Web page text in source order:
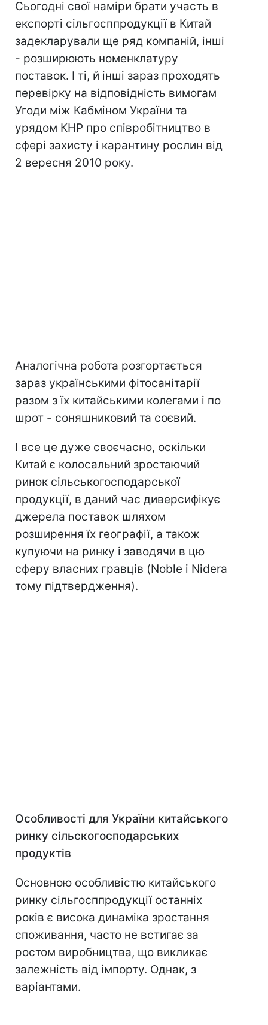
Сьогодні свої наміри брати участь в
експорті сільгосппродукції в Китай
задекларували ще ряд компаній, інші
- розширюють номенклатуру
поставок. І ті, й інші зараз проходять
перевірку на відповідність вимогам
Угоди між Кабміном України та
урядом КНР про співробітництво в
сфері захисту і карантину рослин від
2 вересня 2010 року.
Аналогічна робота розгортається
зараз українськими фітосанітарії
разом з їх китайськими колегами і по
шрот - соняшниковий та соєвий.
І все це дуже своєчасно, оскільки
Китай є колосальний зростаючий
ринок сільськогосподарської
продукції, в даний час диверсифікує
джерела поставок шляхом
розширення їх географії, а також
купуючи на ринку і заводячи в цю
сферу власних гравців (Noble і Nidera
тому підтвердження).
Особливості для України китайського
ринку сільскогосподарських
продуктів
Основною особливістю китайського
ринку сільгосппродукції останніх
років є висока динаміка зростання
споживання, часто не встигає за
ростом виробництва, що викликає
залежність від імпорту. Однак, з
варіантами.